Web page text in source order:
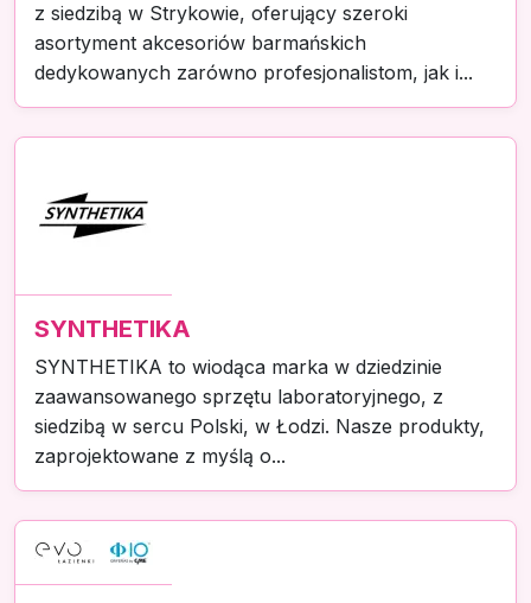
z siedzibą w Strykowie, oferujący szeroki
asortyment akcesoriów barmańskich
dedykowanych zarówno profesjonalistom, jak i...
SYNTHETIKA
SYNTHETIKA to wiodąca marka w dziedzinie
zaawansowanego sprzętu laboratoryjnego, z
siedzibą w sercu Polski, w Łodzi. Nasze produkty,
zaprojektowane z myślą o...